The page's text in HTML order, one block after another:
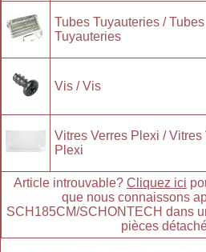
Tubes Tuyauteries / Tubes
Tuyauteries
Vis / Vis
Vitres Verres Plexi / Vitres
Plexi
Article introuvable? Cliquez ici
que nous connaissons
SCH185CM/SCHONTECH dans
pièces